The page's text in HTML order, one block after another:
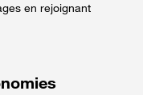
en rejoignant